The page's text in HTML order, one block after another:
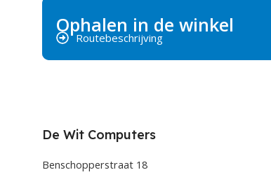
Ophalen in de winkel
Routebeschrijving
De Wit Computers
Benschopperstraat 18